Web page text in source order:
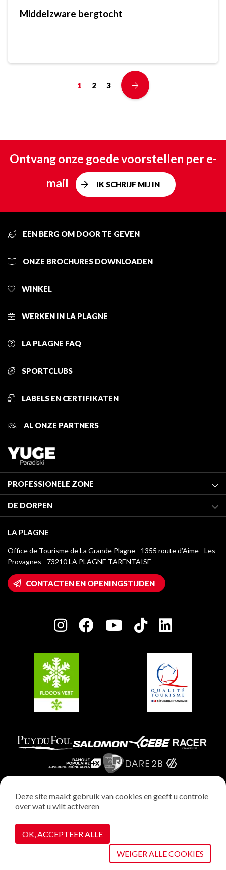
Middelzware bergtocht
1 2 3
VOIR SUR LA CARTE
Ontvang onze goede voorstellen per e-
mail
IK SCHRIJF MIJ IN
EEN BERG OM DOOR TE GEVEN
ONZE BROCHURES DOWNLOADEN
WINKEL
WERKEN IN LA PLAGNE
LA PLAGNE FAQ
SPORTCLUBS
LABELS EN CERTIFIKATEN
AL ONZE PARTNERS
PROFESSIONELE ZONE
Classificatie van de gemeubileerde accommodaties
Verblijfstaks
Mediatheek
La Plagne logo's
Wifi toegang
Huis van de eigenaar
Charter van toegewijde spelers
DE DORPEN
Montchavin - Les Coches
Champagny-en-Vanoise
Plagne 1800
Plagne Villages
Plagne Aime 2000
LA PLAGNE
Office de Tourisme de La Grande Plagne - 1355 route d’Aime - Les
Provagnes - 73210 LA PLAGNE TARENTAISE
CONTACTEN EN OPENINGSTIJDEN
Wettelijke vermeldingen
Privacybeleid
Realisatie : StudioJuillet
Cookiebeheer
Deze site maakt gebruik van cookies en geeft u controle
over wat u wilt activeren
OK, ACCEPTEER ALLE
WEIGER ALLE COOKIES